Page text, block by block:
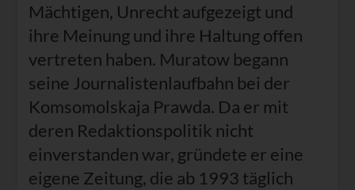
Mächtigen, Unrecht aufgezeigt und
ihre Meinung und ihre Haltung offen
vertreten haben. Muratow begann
seine Journalistenlaufbahn bei der
Komsomolskaja Prawda. Da er mit
deren Redaktionspolitik nicht
einverstanden war, gründete er eine
eigene Zeitung, die ab 1993 täglich